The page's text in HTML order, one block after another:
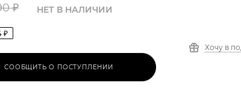
₽
₽
НЕТ В НАЛИЧИИ
СООБЩИТЬ О ПОСТУПЛЕНИИ
Хочу в